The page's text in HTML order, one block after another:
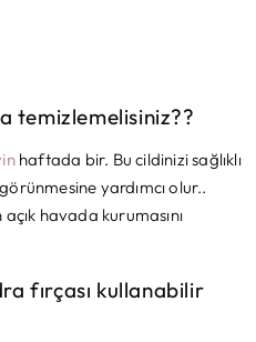
temizlemelisiniz??
haftada bir. Bu cildinizi sağlıklı
yardımcı olur..
havada kurumasını
fırçası kullanabilir